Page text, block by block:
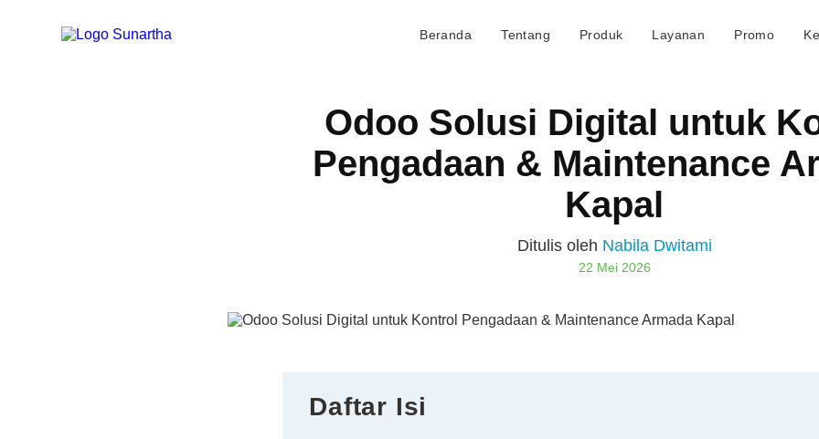
Beranda Tentang Produk Layanan Promo
Odoo Solusi Digital untuk
Pengadaan & Maintenance
Kapal
Ditulis oleh Nabila Dwitami
22 Mei 2026
Daftar Isi